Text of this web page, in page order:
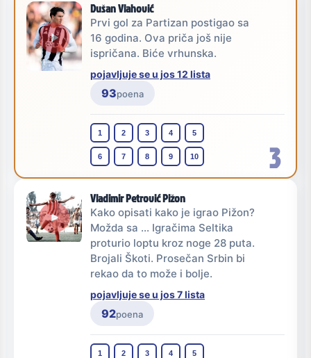
3
Dušan Vlahović
Prvi gol za Partizan postigao sa
16 godina. Ova priča još nije
ispričana. Biće vrhunska.
pojavljuje se u jos 12 lista
93poena
1 2 3 4 5
6 7 8 9 10
Vladimir Petrović Pižon
Kako opisati kako je igrao Pižon?
Možda sa ... Igračima Seltika
proturio loptu kroz noge 28 puta.
Brojali Škoti. Prosečan Srbin bi
rekao da to može i bolje.
pojavljuje se u jos 7 lista
92poena
1 2 3 4 5